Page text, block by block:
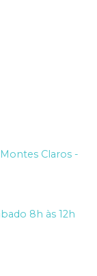
Claros -
8h às 12h